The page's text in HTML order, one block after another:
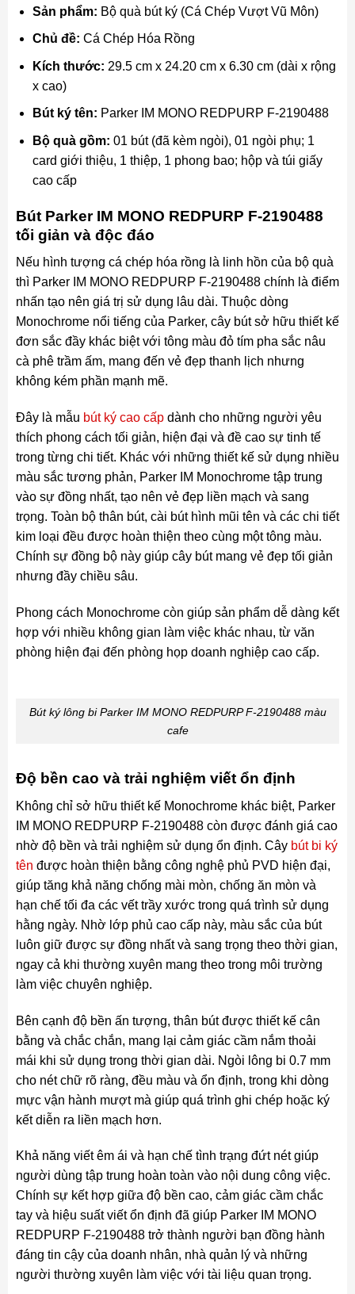
Sản phẩm: Bộ quà bút ký (Cá Chép Vượt Vũ Môn)
Chủ đề: Cá Chép Hóa Rồng
Kích thước: 29.5 cm x 24.20 cm x 6.30 cm (dài x rộng
x cao)
Bút ký tên: Parker IM MONO REDPURP F-2190488
Bộ quà gồm: 01 bút (đã kèm ngòi), 01 ngòi phụ; 1
card giới thiệu, 1 thiệp, 1 phong bao; hộp và túi giấy
cao cấp
Bút Parker IM MONO REDPURP F-2190488
tối giản và độc đáo
Nếu hình tượng cá chép hóa rồng là linh hồn của bộ quà
thì Parker IM MONO REDPURP F-2190488 chính là điểm
nhấn tạo nên giá trị sử dụng lâu dài. Thuộc dòng
Monochrome nổi tiếng của Parker, cây bút sở hữu thiết kế
đơn sắc đầy khác biệt với tông màu đỏ tím pha sắc nâu
cà phê trầm ấm, mang đến vẻ đẹp thanh lịch nhưng
không kém phần mạnh mẽ.
Đây là mẫu bút ký cao cấpdành cho những người yêu
thích phong cách tối giản, hiện đại và đề cao sự tinh tế
trong từng chi tiết. Khác với những thiết kế sử dụng nhiều
màu sắc tương phản, Parker IM Monochrome tập trung
vào sự đồng nhất, tạo nên vẻ đẹp liền mạch và sang
trọng. Toàn bộ thân bút, cài bút hình mũi tên và các chi tiết
kim loại đều được hoàn thiện theo cùng một tông màu.
Chính sự đồng bộ này giúp cây bút mang vẻ đẹp tối giản
nhưng đầy chiều sâu.
Phong cách Monochrome còn giúp sản phẩm dễ dàng kết
hợp với nhiều không gian làm việc khác nhau, từ văn
phòng hiện đại đến phòng họp doanh nghiệp cao cấp.
Bút ký lông bi Parker IM MONO REDPURP F-2190488 màu
cafe
Độ bền cao và trải nghiệm viết ổn định
Không chỉ sở hữu thiết kế Monochrome khác biệt, Parker
IM MONO REDPURP F-2190488 còn được đánh giá cao
nhờ độ bền và trải nghiệm sử dụng ổn định. Cây bút bi ký
tên được hoàn thiện bằng công nghệ phủ PVD hiện đại,
giúp tăng khả năng chống mài mòn, chống ăn mòn và
hạn chế tối đa các vết trầy xước trong quá trình sử dụng
hằng ngày. Nhờ lớp phủ cao cấp này, màu sắc của bút
luôn giữ được sự đồng nhất và sang trọng theo thời gian,
ngay cả khi thường xuyên mang theo trong môi trường
làm việc chuyên nghiệp.
Bên cạnh độ bền ấn tượng, thân bút được thiết kế cân
bằng và chắc chắn, mang lại cảm giác cầm nắm thoải
mái khi sử dụng trong thời gian dài. Ngòi lông bi 0.7 mm
cho nét chữ rõ ràng, đều màu và ổn định, trong khi dòng
mực vận hành mượt mà giúp quá trình ghi chép hoặc ký
kết diễn ra liền mạch hơn.
Khả năng viết êm ái và hạn chế tình trạng đứt nét giúp
người dùng tập trung hoàn toàn vào nội dung công việc.
Chính sự kết hợp giữa độ bền cao, cảm giác cầm chắc
tay và hiệu suất viết ổn định đã giúp Parker IM MONO
REDPURP F-2190488 trở thành người bạn đồng hành
đáng tin cậy của doanh nhân, nhà quản lý và những
người thường xuyên làm việc với tài liệu quan trọng.